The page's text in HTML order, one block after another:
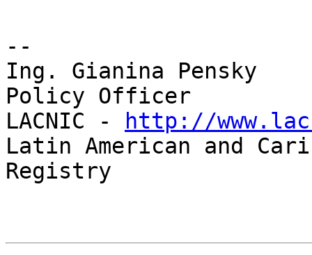
--
Ing. Gianina Pensky
Policy Officer
LACNIC -
http://
Latin American and
Registry